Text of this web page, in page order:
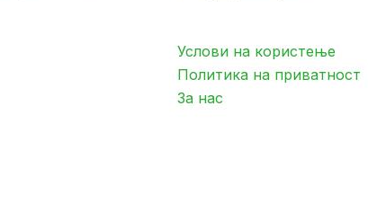
Услови на користење
Политика на приватност
За нас